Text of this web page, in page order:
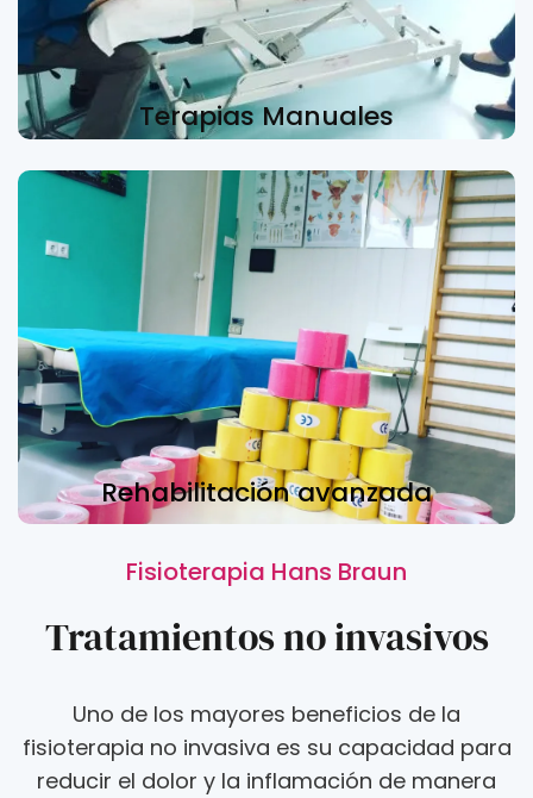
Terapias Manuales
Rehabilitación avanzada
Fisioterapia Hans Braun
Tratamientos no invasivos
Uno de los mayores beneficios de la
fisioterapia no invasiva es su capacidad para
reducir el dolor y la inflamación de manera